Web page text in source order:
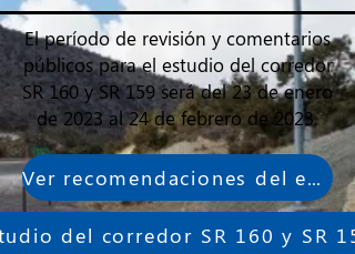
El período de revisión y comentarios
públicos para el estudio del corredor
SR 160 y SR 159 será del 23 de enero
de 2023 al 24 de febrero de 2023.
Ver recomendaciones del estudio de corredores
del corredor SR 160 y SR